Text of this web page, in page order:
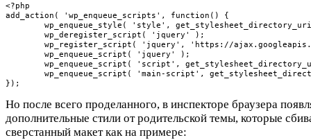
<?php
add_action( 'wp_enqueue_scripts', function() {
});
Но после всего проделанного, в инспекторе браузера
дополнительные стили от родительской темы, которые
сверстанный макет как на примере: